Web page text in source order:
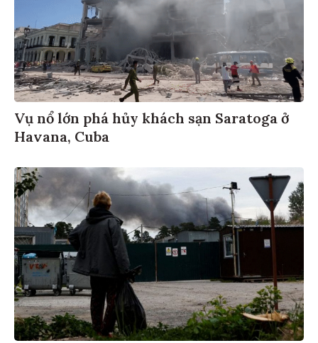
Vụ nổ lớn phá hủy khách sạn Saratoga ở
Havana, Cuba